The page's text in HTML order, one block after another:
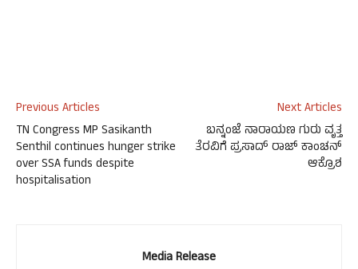
Previous Articles
TN Congress MP Sasikanth
Senthil continues hunger strike
over SSA funds despite
hospitalisation
Next Articles
ಬನ್ನಂಜೆ ನಾರಾಯಣ ಗುರು ವೃತ್ತ
ತೆರವಿಗೆ ಪ್ರಸಾದ್ ರಾಜ್ ಕಾಂಚನ್
ಆಕ್ರೊಶ
Media Release